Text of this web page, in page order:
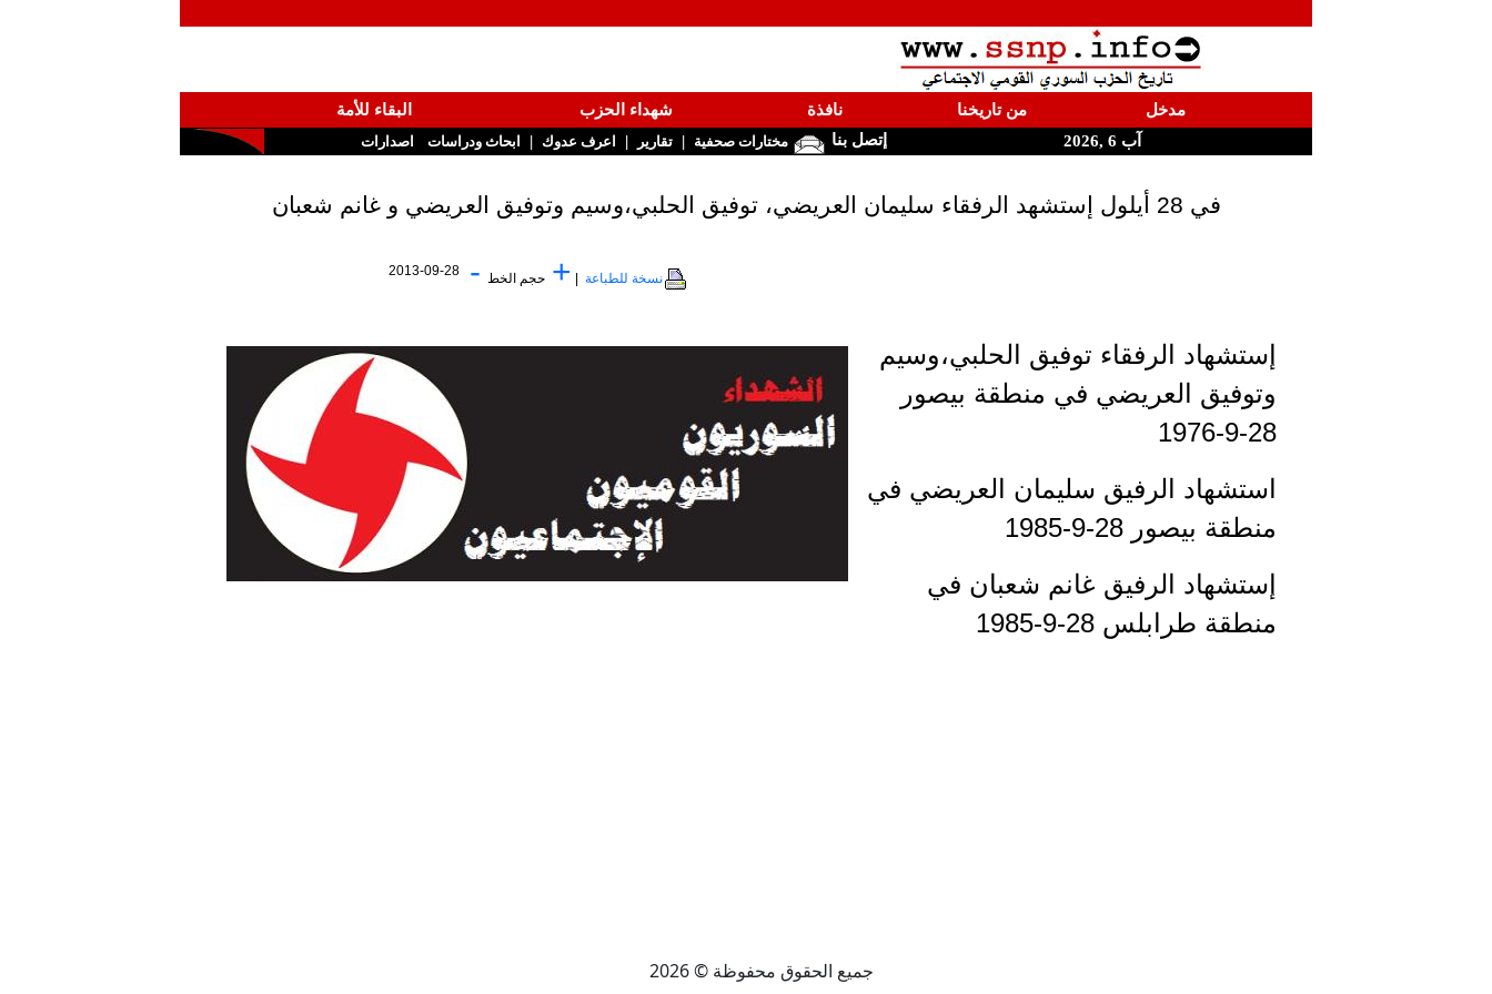
مدخل من تاريخنا نافذة شهداء الحزب
البقاء للأمة
آب 6 ,2026
إتصل بنا مختارات صحفية | تقارير | اعرف عدوك | ابحاث ودراسات اصدارات
في 28 أيلول إستشهد الرفقاء سليمان العريضي، توفيق الحلبي،وسيم وتوفيق العريضي و غانم شعبان
نسخة للطباعة + حجم الخط -
2013-09-28
إستشهاد الرفقاء توفيق الحلبي،وسيم
وتوفيق العريضي في منطقة بيصور
28-9-1976
استشهاد الرفيق سليمان العريضي في
منطقة بيصور 28-9-1985
إستشهاد الرفيق غانم شعبان في
منطقة طرابلس 28-9-1985
جميع الحقوق محفوظة © 2026